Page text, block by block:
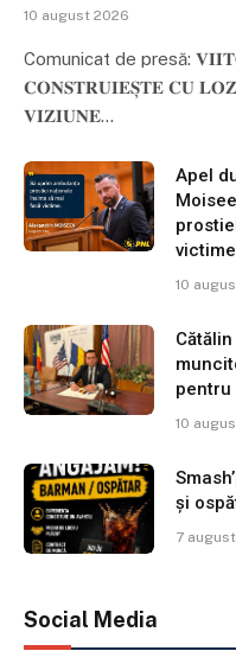
10 august 2026
Comunicat de presă:
𝐂𝐎𝐍𝐒𝐓𝐑𝐔𝐈𝐄𝐒̦𝐓𝐄 𝐂𝐔
𝐕𝐈𝐙𝐈𝐔𝐍𝐄…
Apel
10
pentru
10
și
7
Social Media